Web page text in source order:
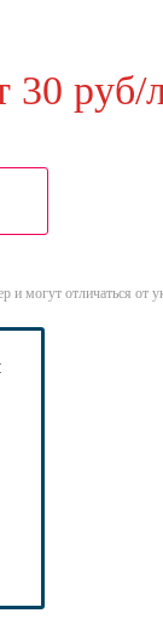
30 руб/
могут отличаться от